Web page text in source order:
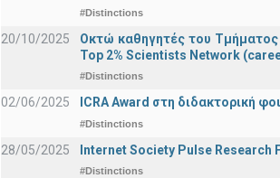
#Distinctions
20/10/2025
Οκτώ καθηγητές του Τμήματος
Top 2% Scientists Network
#Distinctions
02/06/2025 ICRA Award στη διδακτορική
#Distinctions
28/05/2025 Internet Society Pulse
#Distinctions